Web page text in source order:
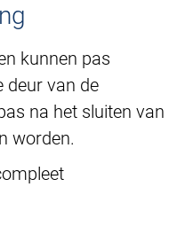
kunnen pas
deur van de
na het sluiten van
worden.